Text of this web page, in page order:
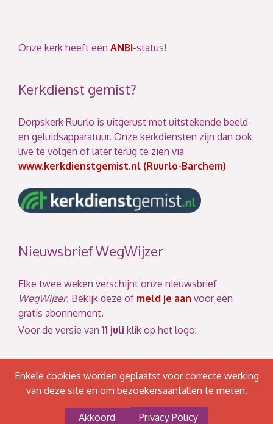
Onze kerk heeft een ANBI-status!
Kerkdienst gemist?
Dorpskerk Ruurlo is uitgerust met uitstekende beeld-
en geluidsapparatuur. Onze kerkdiensten zijn dan ook
live te volgen of later terug te zien via
www.kerkdienstgemist.nl (Ruurlo-Barchem)
Nieuwsbrief WegWijzer
Elke twee weken verschijnt onze nieuwsbrief
WegWijzer. Bekijk deze of meld je aan voor een
gratis abonnement.
Voor de versie van 11 juli klik op het logo:
Enkele cookies worden geplaatst voor correcte werking
van deze site en om bezoekersaantallen te meten.
Akkoord Privacy Policy